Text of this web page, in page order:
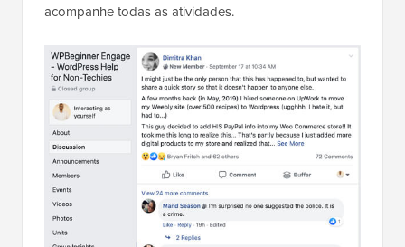
acompanhe todas as atividades.